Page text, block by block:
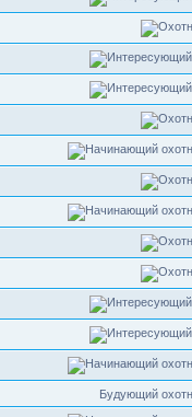
Будующий